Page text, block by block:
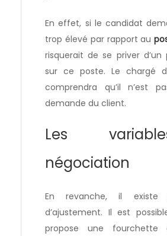
En effet, si le candidat
trop élevé par rapport au
risquerait de se priver d’un
sur ce poste. Le chargé
comprendra qu’il n’est
demande du client.
Les
négociation
En revanche, il existe
d’ajustement. Il est
propose une fourchette